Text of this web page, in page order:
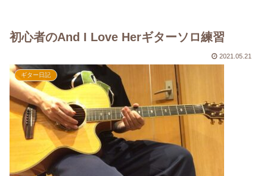
初心者のAnd I Love Herギターソロ練習
2021.05.21
ギター日記